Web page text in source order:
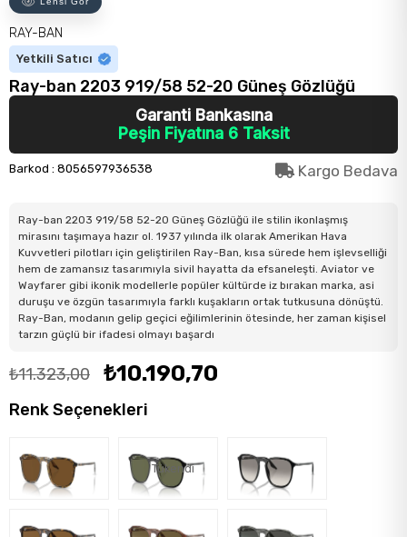
RAY-BAN
Yetkili Satıcı
Ray-ban 2203 919/58 52-20 Güneş Gözlüğü
Garanti Bankasına
Peşin Fiyatına 6 Taksit
Barkod : 8056597936538 Kargo Bedava
Ray-ban 2203 919/58 52-20 Güneş Gözlüğü ile stilin ikonlaşmış
mirasını taşımaya hazır ol. 1937 yılında ilk olarak Amerikan Hava
Kuvvetleri pilotları için geliştirilen Ray-Ban, kısa sürede hem işlevselliği
hem de zamansız tasarımıyla sivil hayatta da efsaneleşti. Aviator ve
Wayfarer gibi ikonik modellerle popüler kültürde iz bırakan marka, asi
duruşu ve özgün tasarımıyla farklı kuşakların ortak tutkusuna dönüştü.
Ray-Ban, modanın gelip geçici eğilimlerinin ötesinde, her zaman kişisel
tarzın güçlü bir ifadesi olmayı başardı
₺11.323,00 ₺10.190,70
Renk Seçenekleri
Tükendi